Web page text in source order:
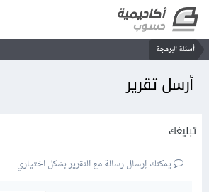
أسئلة البرمجة
أرسل تقرير
تبليغك
يمكنك إرسال رسالة مع التقرير بشكل اختياري